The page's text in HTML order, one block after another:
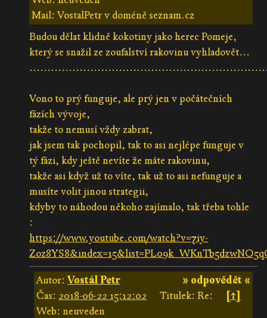
Mail: VostalPetr v doméně seznam.cz
Budou dělat klidně kokotiny jako herec Pomeje,
který se snažil ze zoufalství rakovinu vyhladovět...
Vono to prý funguje, ale prý jen v počátečních
fázích vývoje,
takže to nemusí vždy zabrat,
jak jsem tak pochopil, tak to asi nejlépe funguje v
tý fázi, kdy ještě nevíte že máte rakovinu,
takže asi když už to víte, tak už to asi nefunguje a
musíte volit jinou strategii,
kdyby to náhodou někoho zajímalo, tak třeba tohle
:
https://www.youtube.com/watch?v=7iy-
» odpovědět «
Autor:Vostál Petr
Čas: 2018-06-22 15:12:02 Titulek: Re:
[↑]
Web: neuveden